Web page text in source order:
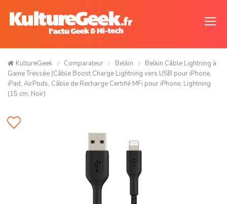
KultureGeek Comparateur Belkin
Belkin Câble Lightning à
Gaine Tressée (Câble Boost Charge Lightning vers USB pour iPhone,
iPad, AirPods, Câble de Recharge Certifié MFi pour iPhone, Lightning
(15 cm, Noir)